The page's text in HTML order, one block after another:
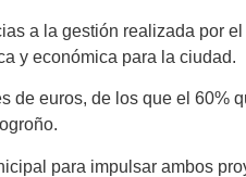
a la gestión realizada por
y económica para la ciudad.
de euros, de los que el 60%
para impulsar ambos